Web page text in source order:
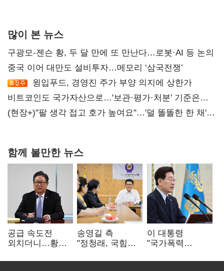
많이 본 뉴스
구광모-젠슨 황, 두 달 만에 또 만난다…로봇·AI 등 논의
중국 이어 대만도 설비투자…메모리 ‘삼국전쟁’
윙입푸드, 경영진 주가 부양 의지에 상한가
비트코인도 국가자산으로…'보관·평가·처분' 기준은
숙제
(현장+)"팔 생각 접고 호가 높여요"…'덜 똘똘한 한 채'
함께 볼만한 뉴스
공급 속도전
외치더니…황희,
리모델링' 제안
송영길 측
"정청래, 국힘
민주당 대표로
이 대통령
"국가폭력
적극적 조사로